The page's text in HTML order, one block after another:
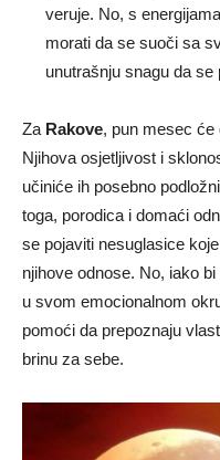
veruje. No, s
morati da se suoči sa
unutrašnju snagu da se
Za Rakove, pun mesec će
Njihova osjetljivost i
učiniće ih posebno
toga, porodica i domaći
se pojaviti nesuglasice
njihove odnose. No, iako
u svom emocionalnom
pomoći da prepoznaju
brinu za sebe.